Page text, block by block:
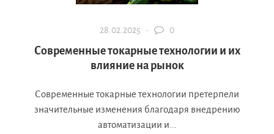
28.02.2025 · 0
Современные токарные технологии и их
влияние на рынок
Современные токарные технологии претерпели
значительные изменения благодаря внедрению
автоматизации и...